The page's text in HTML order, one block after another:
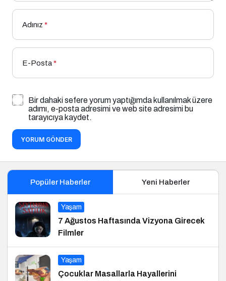
Adınız *
E-Posta*
Bir dahaki sefere yorum yaptığımda kullanılmak üzere
adımı, e-posta adresimi ve web site adresimi bu
tarayıcıya kaydet.
YORUM GÖNDER
Popüler Haberler Yeni Haberler
Yaşam
7 Ağustos Haftasında Vizyona Girecek
Filmler
Yaşam
Çocuklar Masallarla Hayallerini